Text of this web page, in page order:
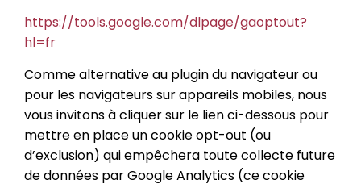
https://tools.google.com/dlpage/gaoptout?
hl=fr
Comme alternative au plugin du navigateur ou
pour les navigateurs sur appareils mobiles, nous
vous invitons à cliquer sur le lien ci-dessous pour
mettre en place un cookie opt-out (ou
d’exclusion) qui empêchera toute collecte future
de données par Google Analytics (ce cookie